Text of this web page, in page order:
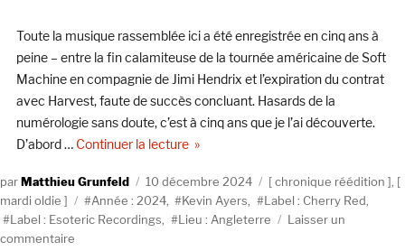
Toute la musique rassemblée ici a été enregistrée en cinq ans à
peine – entre la fin calamiteuse de la tournée américaine de Soft
Machine en compagnie de Jimi Hendrix et l’expiration du contrat
avec Harvest, faute de succès concluant. Hasards de la
numérologie sans doute, c’est à cinq ans que je l’ai découverte.
D’abord … Continuer la lecturede « Kevin Ayers, All This Crazy Gift
AuteurMatthieu Grunfeld
Publié
le
10 décembre 2024 Catégories
chronique réédition
mardi oldie
Étiquettes
Année : 2024 Kevin Ayers Label : Cherry Red
Label : Esoteric Recordings
Lieu : Angleterre
Laisser un
commentaire